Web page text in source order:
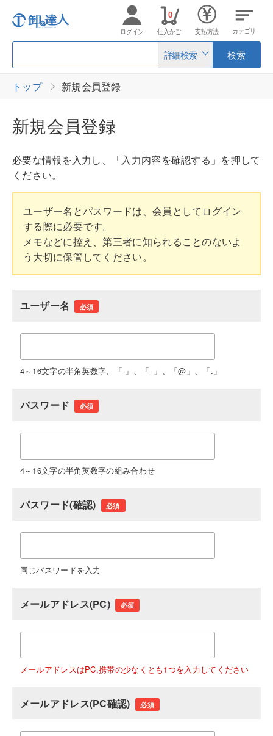
詳細検索 検索
ログイン 仕入かご
0
支払方法 カテゴリ
トップ 新規会員登録
新規会員登録
必要な情報を入力し、「入力内容を確認する」を押して
ください。
ユーザー名とパスワードは、会員としてログイン
する際に必要です。
メモなどに控え、第三者に知られることのないよ
う大切に保管してください。
ユーザー名 必須
4～16文字の半角英数字、「-」、「_」、「@」、「.」
パスワード 必須
4～16文字の半角英数字の組み合わせ
パスワード(確認) 必須
同じパスワードを入力
メールアドレス(PC) 必須
メールアドレスはPC,携帯の少なくとも1つを入力してください
メールアドレス(PC確認) 必須